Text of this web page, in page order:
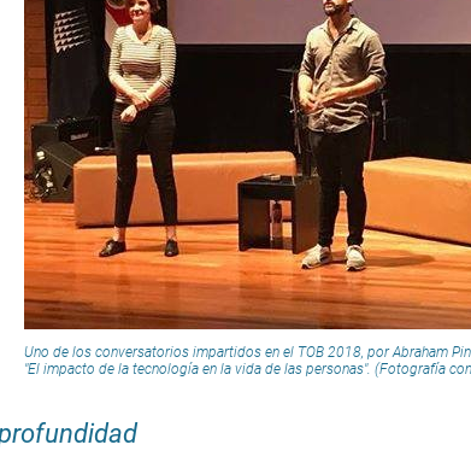
Uno de los conversatorios impartidos en el TOB 2018, por Abraham
"El impacto de la tecnología en la vida de las personas". (Fotografía